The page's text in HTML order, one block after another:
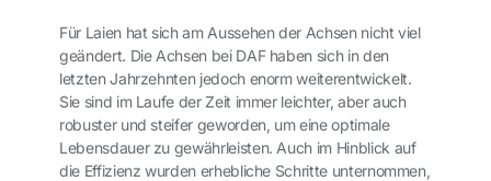
Für Laien hat sich am Aussehen der Achsen nicht viel
geändert. Die Achsen bei DAF haben sich in den
letzten Jahrzehnten jedoch enorm weiterentwickelt.
Sie sind im Laufe der Zeit immer leichter, aber auch
robuster und steifer geworden, um eine optimale
Lebensdauer zu gewährleisten. Auch im Hinblick auf
die Effizienz wurden erhebliche Schritte unternommen,